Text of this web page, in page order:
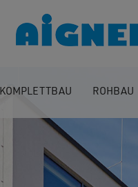
KOMPLETTBAU ROHBAU